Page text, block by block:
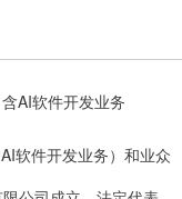
软件开发业务）和业众